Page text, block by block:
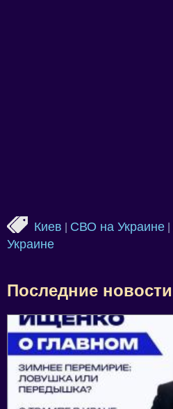
Киев СВО на Украине
Украине
Последние новости